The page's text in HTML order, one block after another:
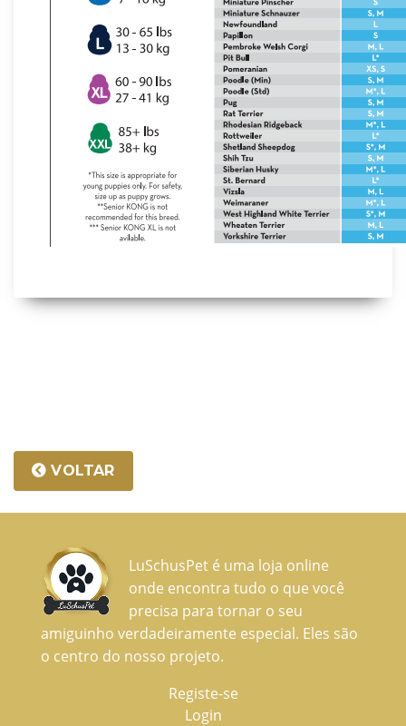
VOLTAR
LuSchusPet é uma loja online
onde encontra tudo o que você
precisa para tornar o seu
amiguinho verdadeiramente especial. Eles são
o centro do nosso projeto.
Registe-se
Login